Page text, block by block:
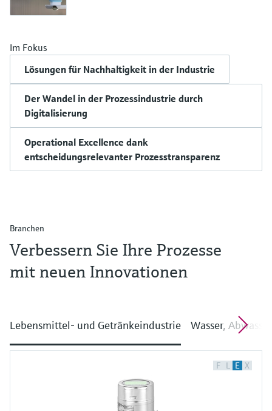
Im Fokus
Lösungen für Nachhaltigkeit in der Industrie
Der Wandel in der Prozessindustrie durch
Digitalisierung
Operational Excellence dank
entscheidungsrelevanter Prozesstransparenz
Branchen
Verbessern Sie Ihre Prozesse
mit neuen Innovationen
Lebensmittel- und Getränkeindustrie Wasser,
F L E X